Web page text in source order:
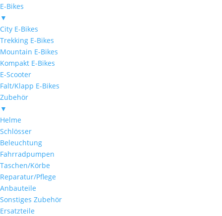
E-Bikes
▼
City E-Bikes
Trekking E-Bikes
Mountain E-Bikes
Kompakt E-Bikes
E-Scooter
Falt/Klapp E-Bikes
Zubehör
▼
Helme
Schlösser
Beleuchtung
Fahrradpumpen
Taschen/Körbe
Reparatur/Pflege
Anbauteile
Sonstiges Zubehör
Ersatzteile